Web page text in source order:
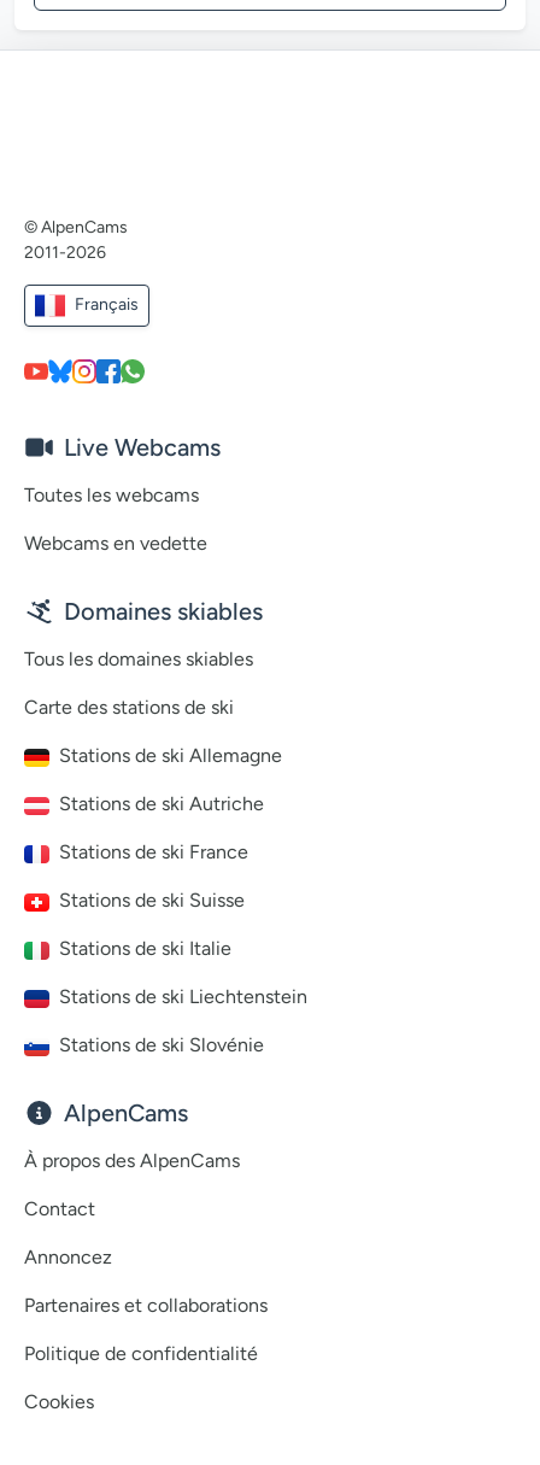
© AlpenCams
2011-2026
Français
Live Webcams
Toutes les webcams
Webcams en vedette
Domaines skiables
Tous les domaines skiables
Carte des stations de ski
Stations de ski Allemagne
Stations de ski Autriche
Stations de ski France
Stations de ski Suisse
Stations de ski Italie
Stations de ski Liechtenstein
Stations de ski Slovénie
AlpenCams
À propos des AlpenCams
Contact
Annoncez
Partenaires et collaborations
Politique de confidentialité
Cookies